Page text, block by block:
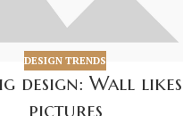
DESIGN TRENDS
design: Wall likes
pictures